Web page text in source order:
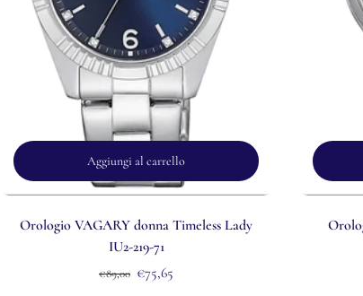
Aggiungi al carrello
Orologio VAGARY donna Timeless Lady
IU2-219-71
€89,00 €75,65